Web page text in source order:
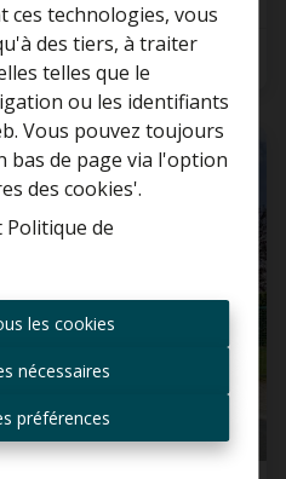
ces technologies, vous
des tiers, à traiter
telles que le
ou les identifiants
Vous pouvez toujours
bas de page via l'option
des cookies'.
Politique de
les cookies
nécessaires
préférences
connaître la
maison ?
gratuite
le premier
nouvelles
?